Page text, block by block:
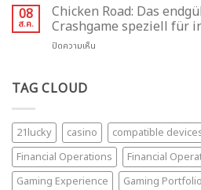
Novatorsko
Mehaniko
Road:
La
Guida
Dominando
l’Italia
08
ส.ค.
Chicken Road: Das
Crashgame speziell für
ปิดความเห็น
Crashgame
speziell
für
intelligente
Spieler
TAG CLOUD
21lucky casino compatible
Financial Operations
Financial
Gaming Experience
Gaming Portfolio